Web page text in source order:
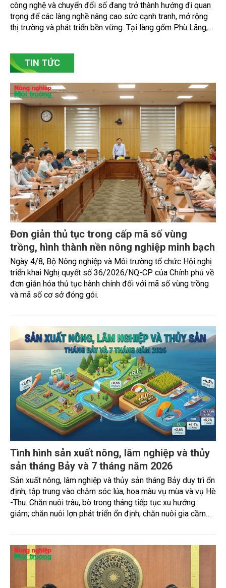
công nghệ và chuyển đổi số đang trở thành hướng đi quan
trọng để các làng nghề nâng cao sức cạnh tranh, mở rộng
thị trường và phát triển bền vững. Tại làng gốm Phù Lãng,
dựng thương hiệu trên nền tảng giá trị truyền thống.
TIN TỨC
Đơn giản thủ tục trong cấp mã số vùng
trồng, hình thành nền nông nghiệp minh bạch
Ngày 4/8, Bộ Nông nghiệp và Môi trường tổ chức Hội nghị
triển khai Nghị quyết số 36/2026/NQ-CP của Chính phủ về
đơn giản hóa thủ tục hành chính đối với mã số vùng trồng
và mã số cơ sở đóng gói.
Tình hình sản xuất nông, lâm nghiệp và thủy
sản tháng Bảy và 7 tháng năm 2026
Sản xuất nông, lâm nghiệp và thủy sản tháng Bảy duy trì ổn
định, tập trung vào chăm sóc lúa, hoa màu vụ mùa và vụ Hè
-Thu. Chăn nuôi trâu, bò trong tháng tiếp tục xu hướng
giảm; chăn nuôi lợn phát triển ổn định; chăn nuôi gia cầm
lượng thủy sản đều tăng nhẹ.